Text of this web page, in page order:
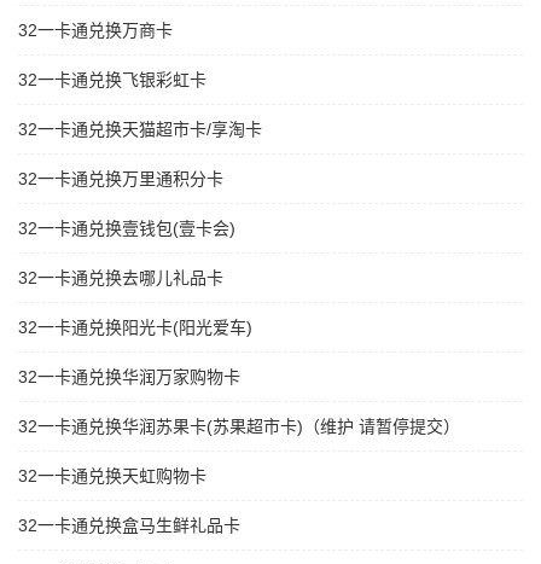
32一卡通兑换万商卡
32一卡通兑换飞银彩虹卡
32一卡通兑换天猫超市卡/享淘卡
32一卡通兑换万里通积分卡
32一卡通兑换壹钱包(壹卡会)
32一卡通兑换去哪儿礼品卡
32一卡通兑换阳光卡(阳光爱车)
32一卡通兑换华润万家购物卡
32一卡通兑换华润苏果卡(苏果超市卡)（维护 请暂停提交）
32一卡通兑换天虹购物卡
32一卡通兑换盒马生鲜礼品卡